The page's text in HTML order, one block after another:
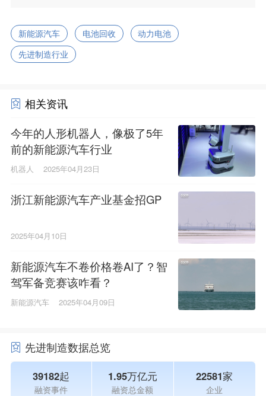
新能源汽车 电池回收
动力电池
先进制造行业
相关资讯
今年的人形机器人，像极了5年
前的新能源汽车行业
机器人 2025年04月23日
浙江新能源汽车产业基金招GP
2025年04月10日
新能源汽车不卷价格卷AI了？智
驾军备竞赛该咋看？
新能源汽车 2025年04月09日
先进制造数据总览
39182起
融资事件
1.95万亿元
融资总金额
22581家
企业